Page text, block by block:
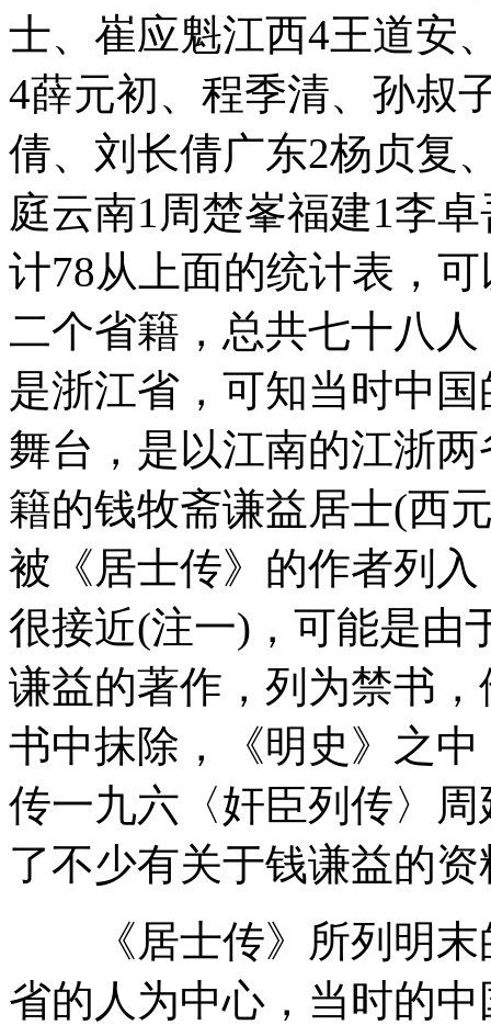
士、崔应魁江西4王道安
4薛元初、程季清、孙叔
倩、刘长倩广东2杨贞复
庭云南1周楚峯福建1李
计78从上面的统计表，
二个省籍，总共七十八
是浙江省，可知当时中
舞台，是以江南的江浙
籍的钱牧斋谦益居士(西
被《居士传》的作者列
很接近(注一)，可能是由
谦益的著作，列为禁书
书中抹除，《明史》之
传一九六〈奸臣列传〉
了不少有关于钱谦益的
《居士传》所列明末
省的人为中心，当时的